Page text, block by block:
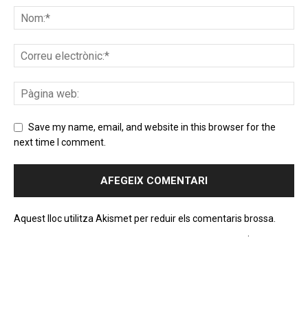
Save my name, email, and website in this browser for the
next time I comment.
Aquest lloc utilitza Akismet per reduir els comentaris brossa.